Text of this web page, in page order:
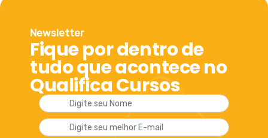
Newsletter
Fique por dentro de
tudo que acontece no
Qualifica Cursos